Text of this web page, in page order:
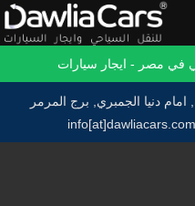
في مصر - ايجار سيارات
دنيا الجمبري, برج المرمر
info[at]dawliacars.com